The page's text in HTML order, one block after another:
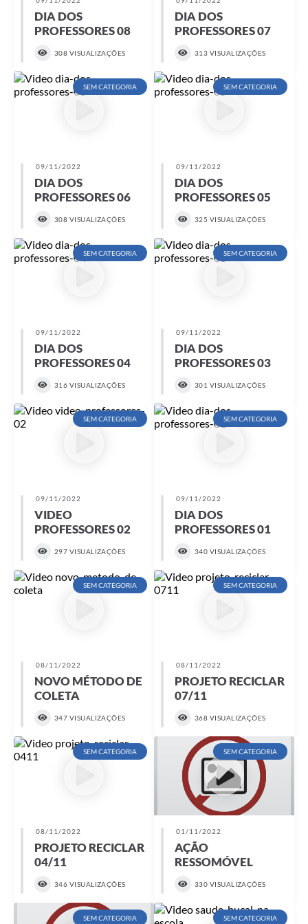
DIA DOS
PROFESSORES 08
308 VISUALIZAÇÕES
DIA DOS
PROFESSORES 07
313 VISUALIZAÇÕES
SEM CATEGORIA
09/11/2022
DIA DOS
PROFESSORES 06
308 VISUALIZAÇÕES
SEM CATEGORIA
09/11/2022
DIA DOS
PROFESSORES 05
325 VISUALIZAÇÕES
SEM CATEGORIA
09/11/2022
DIA DOS
PROFESSORES 04
316 VISUALIZAÇÕES
SEM CATEGORIA
09/11/2022
DIA DOS
PROFESSORES 03
301 VISUALIZAÇÕES
SEM CATEGORIA
09/11/2022
VIDEO
PROFESSORES 02
297 VISUALIZAÇÕES
SEM CATEGORIA
09/11/2022
DIA DOS
PROFESSORES 01
340 VISUALIZAÇÕES
SEM CATEGORIA
08/11/2022
NOVO MÉTODO DE
COLETA
347 VISUALIZAÇÕES
SEM CATEGORIA
08/11/2022
PROJETO RECICLAR
07/11
368 VISUALIZAÇÕES
SEM CATEGORIA
08/11/2022
PROJETO RECICLAR
04/11
346 VISUALIZAÇÕES
SEM CATEGORIA
01/11/2022
AÇÃO
RESSOMÓVEL
330 VISUALIZAÇÕES
SEM CATEGORIA SEM CATEGORIA